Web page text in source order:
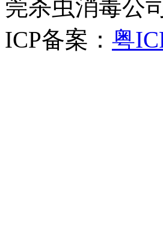
莞杀虫消毒公司
ICP备案： 粤